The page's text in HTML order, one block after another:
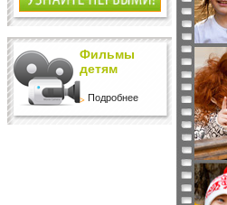
Фильмы
детям
Подробнее